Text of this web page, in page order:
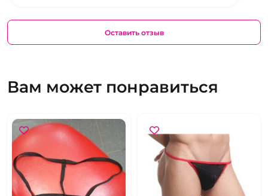
Оставить отзыв
Вам может понравиться